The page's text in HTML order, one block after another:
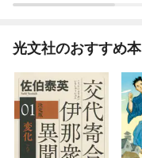
光文社のおすすめ本